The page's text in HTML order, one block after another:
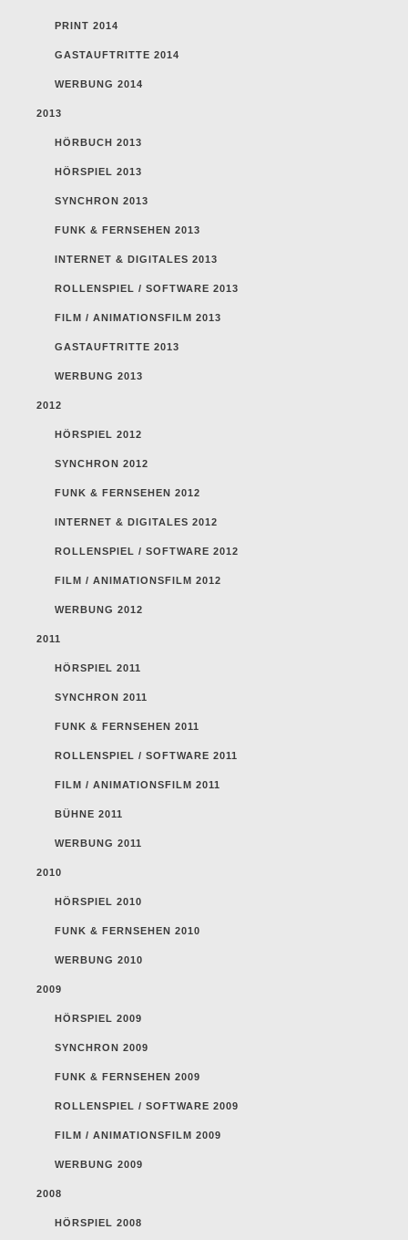
PRINT 2014
GASTAUFTRITTE 2014
WERBUNG 2014
2013
HÖRBUCH 2013
HÖRSPIEL 2013
SYNCHRON 2013
FUNK & FERNSEHEN 2013
INTERNET & DIGITALES 2013
ROLLENSPIEL / SOFTWARE 2013
FILM / ANIMATIONSFILM 2013
GASTAUFTRITTE 2013
WERBUNG 2013
2012
HÖRSPIEL 2012
SYNCHRON 2012
FUNK & FERNSEHEN 2012
INTERNET & DIGITALES 2012
ROLLENSPIEL / SOFTWARE 2012
FILM / ANIMATIONSFILM 2012
WERBUNG 2012
2011
HÖRSPIEL 2011
SYNCHRON 2011
FUNK & FERNSEHEN 2011
ROLLENSPIEL / SOFTWARE 2011
FILM / ANIMATIONSFILM 2011
BÜHNE 2011
WERBUNG 2011
2010
HÖRSPIEL 2010
FUNK & FERNSEHEN 2010
WERBUNG 2010
2009
HÖRSPIEL 2009
SYNCHRON 2009
FUNK & FERNSEHEN 2009
ROLLENSPIEL / SOFTWARE 2009
FILM / ANIMATIONSFILM 2009
WERBUNG 2009
2008
HÖRSPIEL 2008